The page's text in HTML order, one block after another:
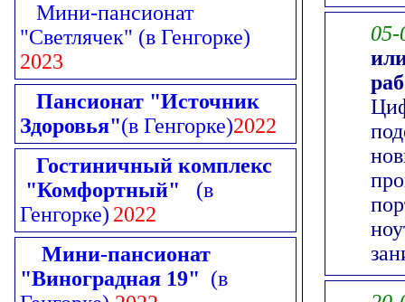
Мини-пансионат
"Светлячек" (в Генгорке)
2023
Пансионат "Источник
Здоровья"(в Генгорке)2022
Гостиничный комплекс
"Комфортный" (в
Генгорке) 2022
Мини-пансионат
"Виноградная 19" (в
05-